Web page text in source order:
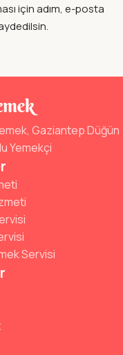
için adım, e-posta
Gaziantep Düğün
Yemekçi
Servisi